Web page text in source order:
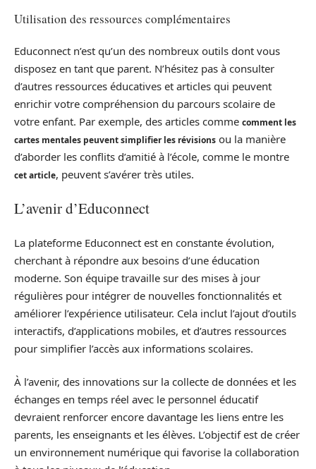
Utilisation des ressources complémentaires
Educonnect n’est qu’un des nombreux outils dont vous
disposez en tant que parent. N’hésitez pas à consulter
d’autres ressources éducatives et articles qui peuvent
enrichir votre compréhension du parcours scolaire de
votre enfant. Par exemple, des articles comme comment les
cartes mentales peuvent simplifier les révisions ou la manière
d’aborder les conflits d’amitié à l’école, comme le montre
cet article, peuvent s’avérer très utiles.
L’avenir d’Educonnect
La plateforme Educonnect est en constante évolution,
cherchant à répondre aux besoins d’une éducation
moderne. Son équipe travaille sur des mises à jour
régulières pour intégrer de nouvelles fonctionnalités et
améliorer l’expérience utilisateur. Cela inclut l’ajout d’outils
interactifs, d’applications mobiles, et d’autres ressources
pour simplifier l’accès aux informations scolaires.
À l’avenir, des innovations sur la collecte de données et les
échanges en temps réel avec le personnel éducatif
devraient renforcer encore davantage les liens entre les
parents, les enseignants et les élèves. L’objectif est de créer
un environnement numérique qui favorise la collaboration